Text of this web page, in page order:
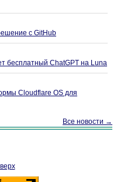
с GitHub
бесплатный ChatGPT на Luna
Cloudflare OS для
Все новости →